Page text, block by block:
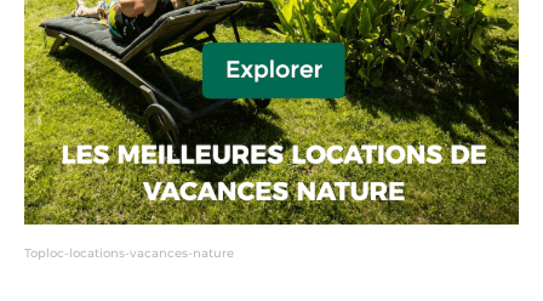
Toploc-locations-vacances-nature